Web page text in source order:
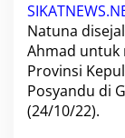
Natuna
Ahmad untuk
Provinsi
Posyandu di
(24/10/22).